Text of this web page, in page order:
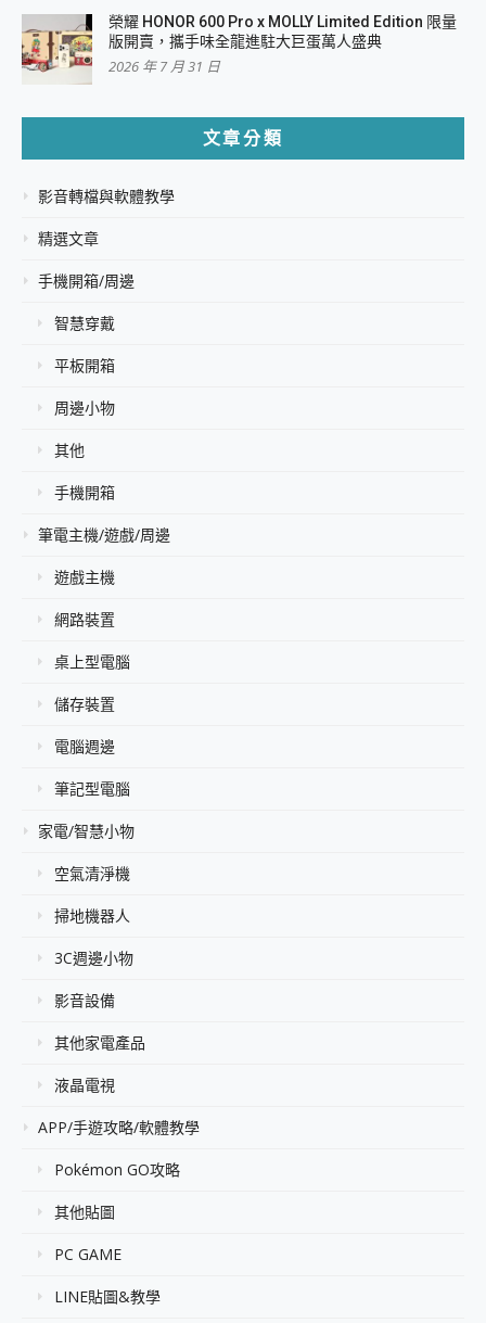
榮耀 HONOR 600 Pro x MOLLY Limited Edition 限量
版開賣，攜手味全龍進駐大巨蛋萬人盛典
2026 年 7 月 31 日
文章分類
影音轉檔與軟體教學
精選文章
手機開箱/周邊
智慧穿戴
平板開箱
周邊小物
其他
手機開箱
筆電主機/遊戲/周邊
遊戲主機
網路裝置
桌上型電腦
儲存裝置
電腦週邊
筆記型電腦
家電/智慧小物
空氣清淨機
掃地機器人
3C週邊小物
影音設備
其他家電產品
液晶電視
APP/手遊攻略/軟體教學
Pokémon GO攻略
其他貼圖
PC GAME
LINE貼圖&教學